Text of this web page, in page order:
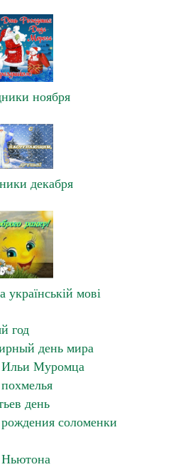
ноября
декабря
українській мові
год
день мира
Ильи Муромца
день
соломенки
Ньютона